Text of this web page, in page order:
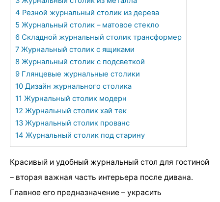
4 Резной журнальный столик из дерева
5 Журнальный столик – матовое стекло
6 Складной журнальный столик трансформер
7 Журнальный столик с ящиками
8 Журнальный столик с подсветкой
9 Глянцевые журнальные столики
10 Дизайн журнального столика
11 Журнальный столик модерн
12 Журнальный столик хай тек
13 Журнальный столик прованс
14 Журнальный столик под старину
Красивый и удобный журнальный стол для гостиной
– вторая важная часть интерьера после дивана.
Главное его предназначение – украсить